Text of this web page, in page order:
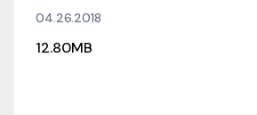
04.26.2018
12.80MB